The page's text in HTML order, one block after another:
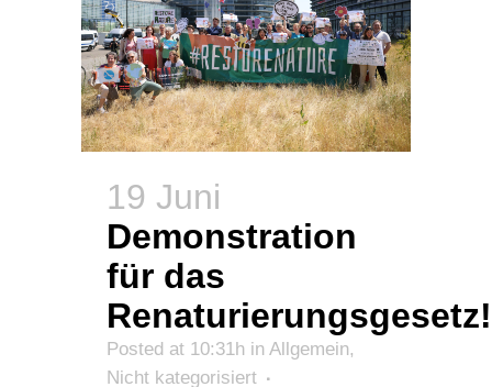
19 Juni
Demonstration
für das
Renaturierungsgesetz!
Posted at 10:31h in Allgemein,
Nicht kategorisiert